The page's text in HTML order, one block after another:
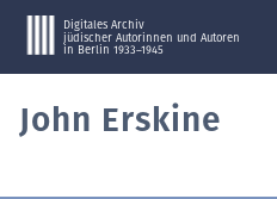
Digitales Archiv
jüdischer Autorinnen und Autoren
in Berlin 1933–1945
John Erskine